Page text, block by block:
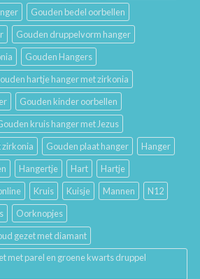
Gouden bedel oorbellen
Gouden druppelvorm hanger
Gouden Hangers
hartje hanger met zirkonia
Gouden kinder oorbellen
kruis hanger met Jezus
zirkonia
Gouden plaat hanger
Hanger
Hangertje Hart
Hartje
Kruis Kuisje Mannen
N12
Oorknopjes
gezet met diamant
met parel en groene kwarts druppel